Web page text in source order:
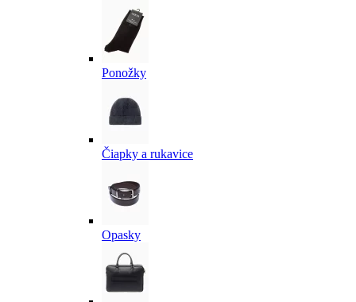
Ponožky
Čiapky a rukavice
Opasky